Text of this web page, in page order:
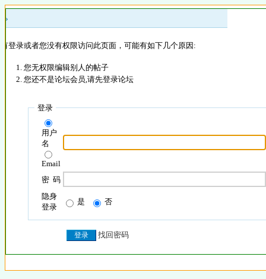
»
登录或者您没有权限访问此页面，可能有如下几个原因:
您无权限编辑别人的帖子
您还不是论坛会员,请先登录论坛
登录
用户
名
Email
密 码
隐身
登录
是 否
找回密码